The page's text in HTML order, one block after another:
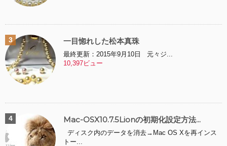
一目惚れした松本真珠
最終更新：2015年9月10日 元々ジ...
10,397ビュー
Mac-OSX10.7.5Lionの初期化設定方法...
ディスク内のデータを消去→Mac OS Xを再インス
トー...